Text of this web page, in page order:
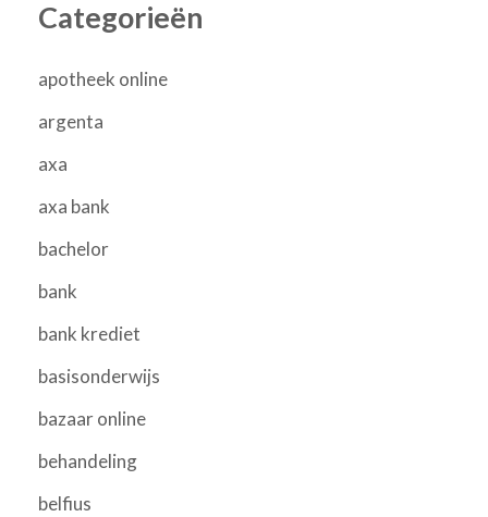
Categorieën
apotheek online
argenta
axa
axa bank
bachelor
bank
bank krediet
basisonderwijs
bazaar online
behandeling
belfius